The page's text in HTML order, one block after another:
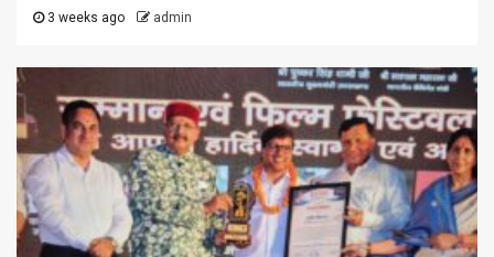
3 weeks ago admin